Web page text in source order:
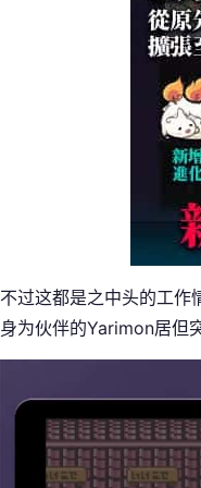
不过这都是之中头的工作
身为伙伴的Yarimon居但